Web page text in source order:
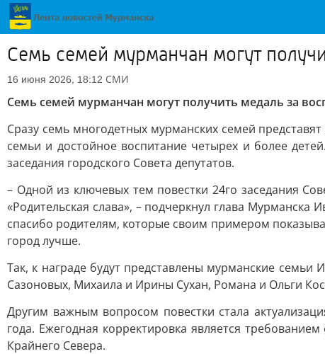
Семь семей мурманчан могут
16 июня 2026, 18:12 СМИ
Семь семей мурманчан могут получить медаль за
Сразу семь многодетных мурманских семей
семьи и достойное воспитание четырех и более
заседания городского Совета депутатов.
– Одной из ключевых тем повестки 24го заседания
«Родительская слава», – подчеркнул глава Мурманска
спасибо родителям, которые своим примером
город лучше.
Так, к награде будут представлены мурманские
Сазоновых, Михаила и Ирины Сухан, Романа и Ольги
Другим важным вопросом повестки стала
года. Ежегодная корректировка является
Крайнего Севера.